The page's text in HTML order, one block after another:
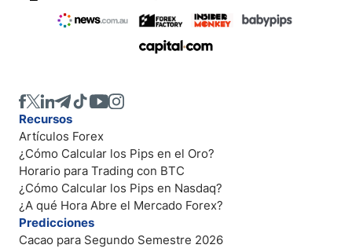
Recursos
Artículos Forex
¿Cómo Calcular los Pips en el Oro?
Horario para Trading con BTC
¿Cómo Calcular los Pips en Nasdaq?
¿A qué Hora Abre el Mercado Forex?
Predicciones
Cacao para Segundo Semestre 2026